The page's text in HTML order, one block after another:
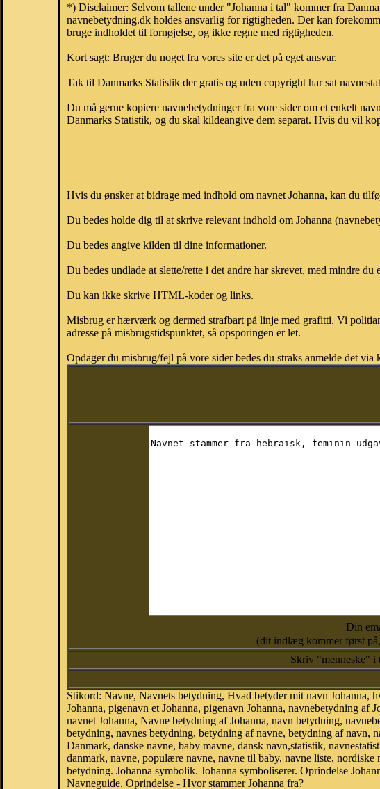
*) Disclaimer: Selvom tallene under "Johanna i tal" kommer fra
navnebetydning.dk holdes ansvarlig for rigtigheden. Der kan
bruge indholdet til fornøjelse, og ikke regne med rigtigheden.
Kort sagt: Bruger du noget fra vores site er det på eget ansvar.
Tak til Danmarks Statistik der gratis og uden copyright har sat
Du må gerne kopiere navnebetydninger fra vore sider om et enkelt
Danmarks Statistik, og du skal kildeangive dem separat. Hvis du vil
Hvis du ønsker at bidrage med indhold om navnet Johanna, kan du
Du bedes holde dig til at skrive relevant indhold om Johanna
Du bedes angive kilden til dine informationer.
Du bedes undlade at slette/rette i det andre har skrevet, med mindre du
Du kan ikke skrive HTML-koder og links.
Misbrug er hærværk og dermed strafbart på linje med grafitti. Vi
adresse på misbrugstidspunktet, så opsporingen er let.
Opdager du misbrug/fejl på vore sider bedes du straks anmelde det
Din
(dit indlæg kommer først
Skriv "menneske" i
Stikord: Navne, Navnets betydning, Hvad betyder mit navn Johanna,
Johanna, pigenavn et Johanna, pigenavn Johanna, navnebetydning af
navnet Johanna, Navne betydning af Johanna, navn betydning,
betydning, navnes betydning, betydning af navne, betydning af navn,
Danmark, danske navne, baby mavne, dansk navn,statistik,
danmark, navne, populære navne, navne til baby, navne liste,
betydning. Johanna symbolik. Johanna symboliserer. Oprindelse
Navneguide. Oprindelse - Hvor stammer Johanna fra?